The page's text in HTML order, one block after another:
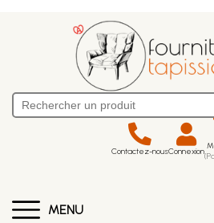
Contactez-nousConnexion
MENU